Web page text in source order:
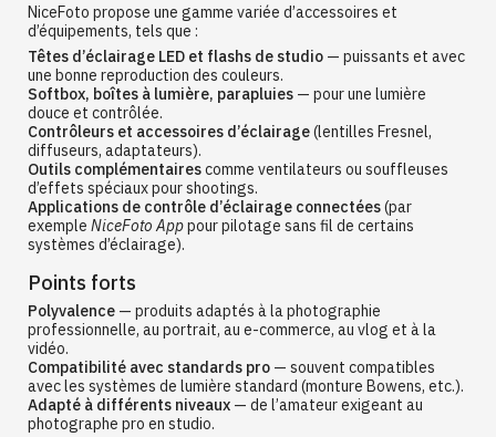
NiceFoto propose une gamme variée d’accessoires et
d’équipements, tels que :
Têtes d’éclairage LED et flashs de studio — puissants et avec
une bonne reproduction des couleurs.
Softbox, boîtes à lumière, parapluies — pour une lumière
douce et contrôlée.
Contrôleurs et accessoires d’éclairage(lentilles Fresnel,
diffuseurs, adaptateurs).
Outils complémentairescomme ventilateurs ou souffleuses
d’effets spéciaux pour shootings.
Applications de contrôle d’éclairage connectées(par
exemple NiceFoto Apppour pilotage sans fil de certains
systèmes d’éclairage).
Points forts
Polyvalence — produits adaptés à la photographie
professionnelle, au portrait, au e-commerce, au vlog et à la
vidéo.
Compatibilité avec standards pro — souvent compatibles
avec les systèmes de lumière standard (monture Bowens, etc.).
Adapté à différents niveaux — de l’amateur exigeant au
photographe pro en studio.